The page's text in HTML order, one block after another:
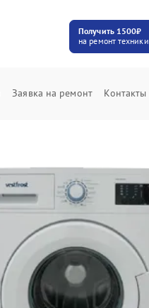
Получить 1500₽
на ремонт техники
Заявка на ремонт Контакты